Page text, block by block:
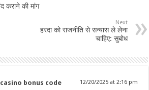
कराने की मांग
Next
हरदा को राजनीति से सन्यास ले लेना
चाहिए: सुबोध
bonus code 12/20/2025 at 2:16 pm